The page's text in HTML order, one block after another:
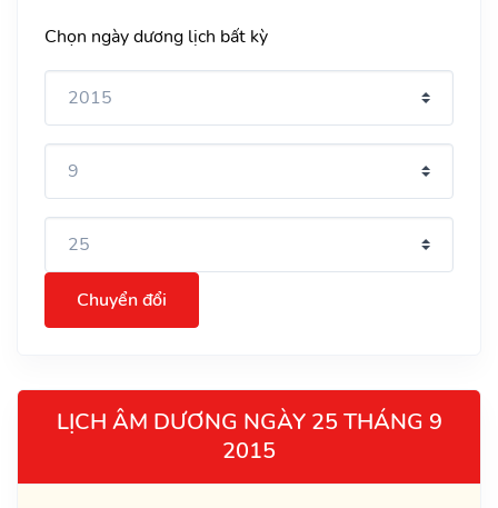
Chọn ngày dương lịch bất kỳ
Chuyển đổi
LỊCH ÂM DƯƠNG NGÀY 25 THÁNG 9
2015